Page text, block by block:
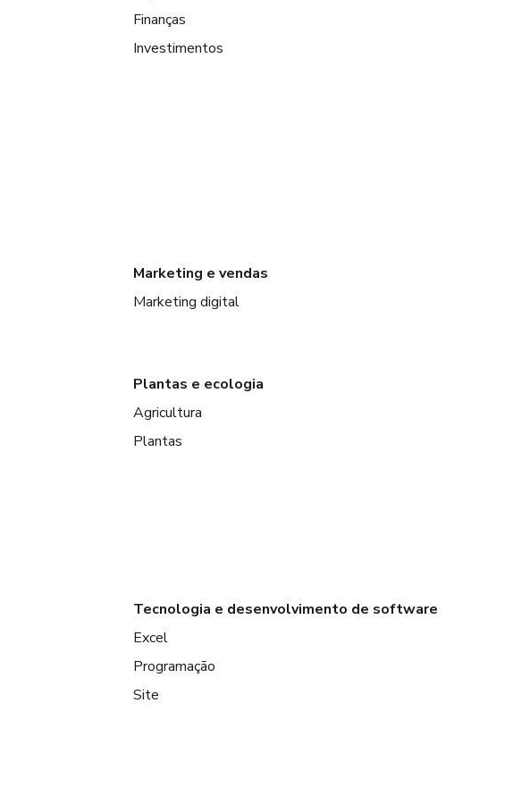
Finanças
Investimentos
Marketing e vendas
Marketing digital
Plantas e ecologia
Agricultura
Plantas
Tecnologia e desenvolvimento de software
Excel
Programação
Site